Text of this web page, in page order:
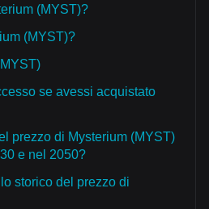
(MYST)?
(MYST)?
se avessi acquistato
prezzo di Mysterium (MYST)
e nel 2050?
storico del prezzo di